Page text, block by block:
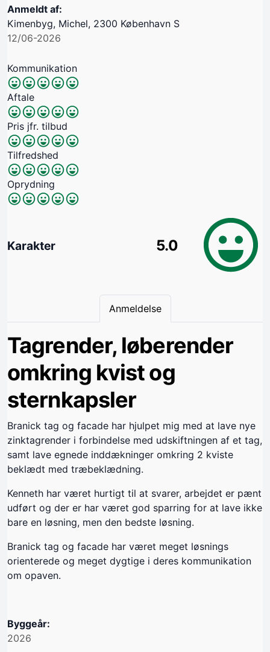
Anmeldt af:
Kimenbyg, Michel, 2300 København S
12/06-2026
Kommunikation
Aftale
Pris jfr. tilbud
Tilfredshed
Oprydning
Karakter 5.0
Anmeldelse
Tagrender, løberender
omkring kvist og
sternkapsler
Branick tag og facade har hjulpet mig med at lave nye
zinktagrender i forbindelse med udskiftningen af et tag,
samt lave egnede inddækninger omkring 2 kviste
beklædt med træbeklædning.
Kenneth har været hurtigt til at svarer, arbejdet er pænt
udført og der er har været god sparring for at lave ikke
bare en løsning, men den bedste løsning.
Branick tag og facade har været meget løsnings
orienterede og meget dygtige i deres kommunikation
om opaven.
Byggeår:
2026